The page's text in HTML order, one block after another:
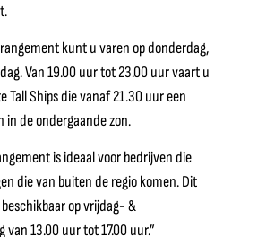
kunt u varen op donderdag,
Van 19.00 uur tot 23.00 uur vaart u
Tall Ships die vanaf 21.30 uur een
in de ondergaande zon.
is ideaal voor bedrijven die
die van buiten de regio komen. Dit
op vrijdag- &
13.00 uur tot 17.00 uur.”